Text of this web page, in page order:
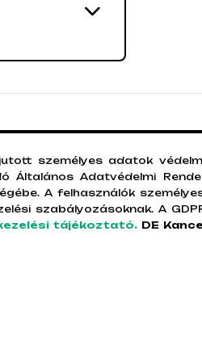
személyes adatok
Általános Adatvédelmi
A felhasználók
szabályozásoknak. A
tájékoztató. DE